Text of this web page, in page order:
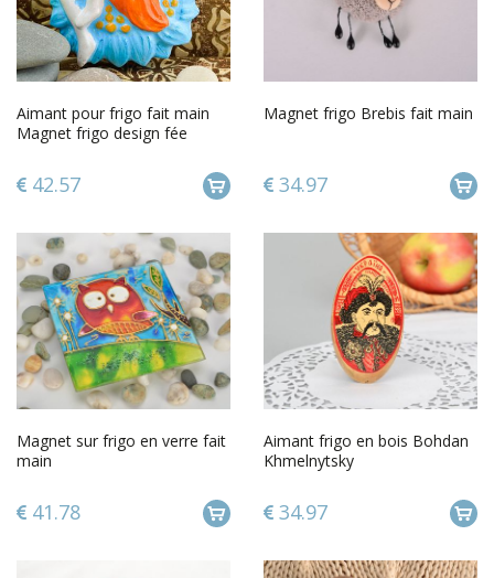
Aimant pour frigo fait main
Magnet frigo design fée
42.57
Magnet frigo Brebis fait main
34.97
Magnet sur frigo en verre fait
main
41.78
Aimant frigo en bois Bohdan
Khmelnytsky
34.97